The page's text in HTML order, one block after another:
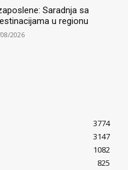
Saradnja sa
u regionu
2026
3774
3147
1082
825